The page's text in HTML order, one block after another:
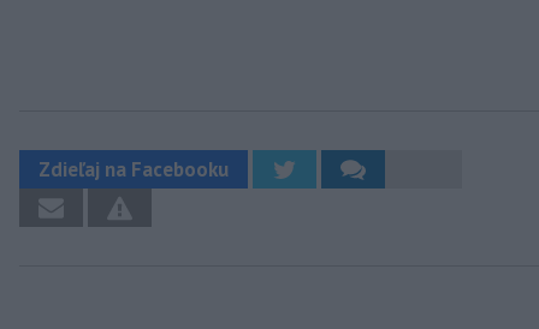
Zdieľaj na Facebooku